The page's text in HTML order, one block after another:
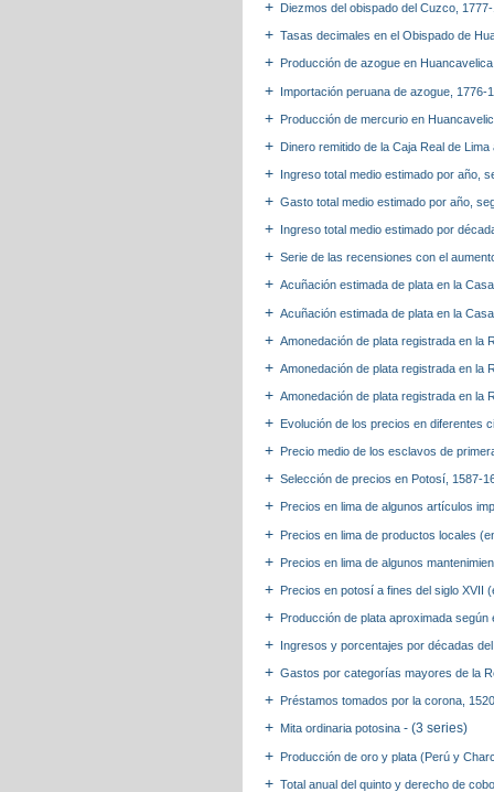
Diezmos del obispado del Cuzco,
Tasas decimales en el Obispado de
Producción de azogue en
Importación peruana de azogue, 1776-
Producción de mercurio en
Dinero remitido de la Caja Real de
Ingreso total medio estimado por año,
Gasto total medio estimado por año,
Ingreso total medio estimado por
Serie de las recensiones con el
Acuñación estimada de plata en la
Acuñación estimada de plata en la
Amonedación de plata registrada en la
Amonedación de plata registrada en la
Amonedación de plata registrada en la
Evolución de los precios en diferentes
Precio medio de los esclavos de
Selección de precios en Potosí, 1587-
Precios en lima de algunos artículos
Precios en lima de productos locales
Precios en lima de algunos
Precios en potosí a fines del siglo XVII
Producción de plata aproximada
Ingresos y porcentajes por décadas
Gastos por categorías mayores de la
Préstamos tomados por la corona,
Mita ordinaria potosina - (3 series)
Producción de oro y plata (Perú y
Total anual del quinto y derecho de